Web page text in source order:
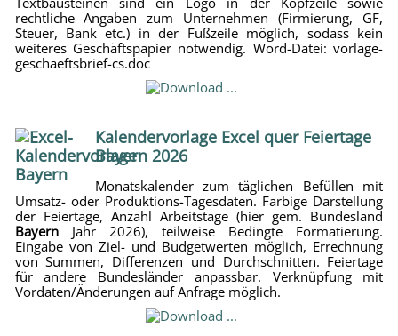
rechtliche Angaben zum Unternehmen (Firmierung, GF,
Steuer, Bank etc.) in der Fußzeile möglich, sodass kein
weiteres Geschäftspapier notwendig. Word-Datei: vorlage-
geschaeftsbrief-cs.doc
Kalendervorlage Excel quer Feiertage
Bayern 2026
Monatskalender zum täglichen Befüllen mit
Umsatz- oder Produktions-Tagesdaten. Farbige Darstellung
der Feiertage, Anzahl Arbeitstage (hier gem. Bundesland
BayernJahr 2026), teilweise Bedingte Formatierung.
Eingabe von Ziel- und Budgetwerten möglich, Errechnung
von Summen, Differenzen und Durchschnitten. Feiertage
für andere Bundesländer anpassbar. Verknüpfung mit
Vordaten/Änderungen auf Anfrage möglich.